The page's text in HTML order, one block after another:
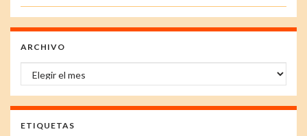
ARCHIVO
Archivo
ETIQUETAS